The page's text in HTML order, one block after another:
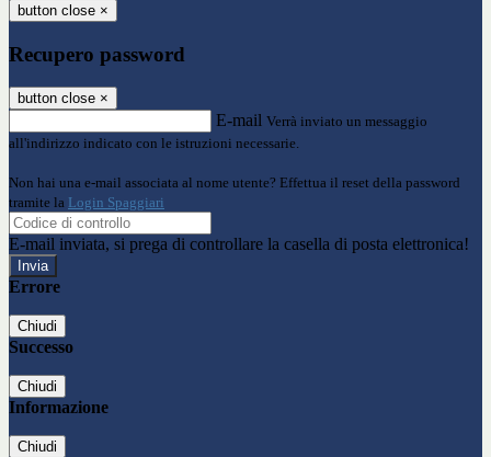
button close ×
Recupero password
button close ×
E-mail Verrà inviato un messaggio
all'indirizzo indicato con le istruzioni necessarie.
Non hai una e-mail associata al nome utente? Effettua il reset della password
tramite la Login Spaggiari
E-mail inviata, si prega di controllare la casella di posta elettronica!
Errore
Chiudi
Successo
Chiudi
Informazione
Chiudi